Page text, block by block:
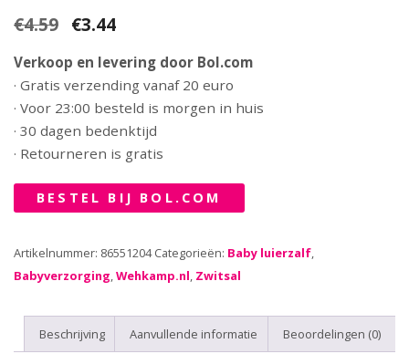
€4.59 €3.44
Verkoop en levering door Bol.com
· Gratis verzending vanaf 20 euro
· Voor 23:00 besteld is morgen in huis
· 30 dagen bedenktijd
· Retourneren is gratis
BESTEL BIJ BOL.COM
Artikelnummer: 86551204 Categorieën: Baby luierzalf,
Babyverzorging,Wehkamp.nl, Zwitsal
Beschrijving Aanvullende informatie Beoordelingen (0)